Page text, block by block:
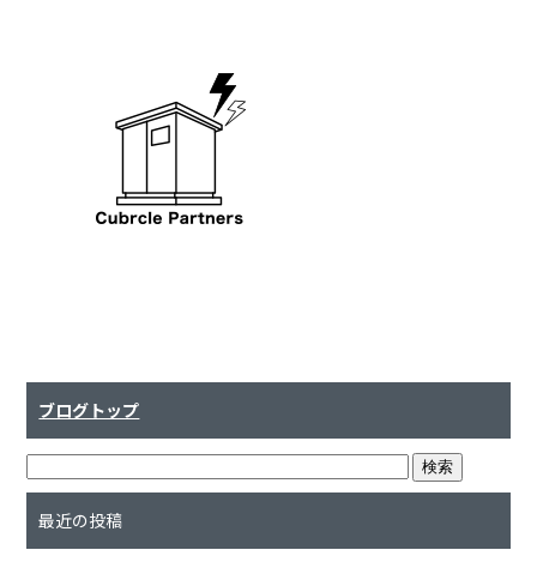
ブログトップ
最近の投稿